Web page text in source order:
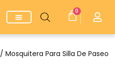
0
/ Mosquitera Para Silla De Paseo